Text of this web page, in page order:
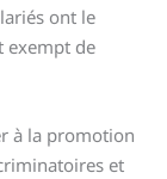
ont le
exempt de
à la promotion
et